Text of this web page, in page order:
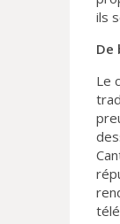
ils
De
Le